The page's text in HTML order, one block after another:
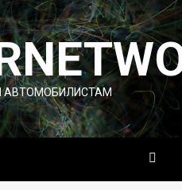
АВТОМОБИЛИСТАМ